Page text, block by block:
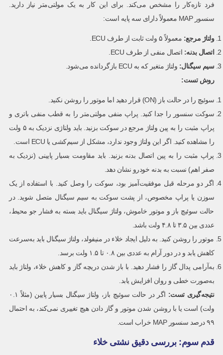
فرد تازه‌کار را مشخص می‌کند. برای این کار به یک مولتی‌متر نیاز دارید.
سنسور MAP معمولاً دارای سه پایه است:
ولتاژ مرجع: معمولاً ۵ ولت ثابت از طرف ECU.
اتصال بدنه: اتصال منفی از طرف ECU.
سیم سیگنال: ولتاژ متغیر که به ECU بازگردانده می‌شود.
روش تست:
سوئیچ را در حالت باز (ON) قرار دهید اما موتور را روشن نکنید.
سوکت سنسور را جدا کنید. پراپ منفی مولتی‌متر را به قطب منفی باتری و
پراپ مثبت را به پین ولتاژ مرجع در سوکت بزنید. باید ولتاژی نزدیک به ۵ ولت
را مشاهده کنید. اگر این ولتاژ وجود ندارد، مشکل از سیم‌کشی یا ECU است.
پراپ مثبت را به پین اتصال بدنه بزنید. باید مقاومت بسیار پایینی (نزدیک به
صفر اهم) نسبت به بدنه خودرو نشان دهد.
اگر دو مرحله قبل موفقیت‌آمیز بود، سوکت را وصل کنید. با استفاده از یک
سوزن یا پراپ مخصوص، از پشت سوکت به سیم سیگنال متصل شوید. در
حالت سوئیچ باز و موتور خاموش، ولتاژ سیگنال باید بسته به فشار جو محیط،
عددی بین ۳.۵ تا ۴.۸ ولت باشد.
موتور را روشن کنید. به دلیل ایجاد خلاء در منیفولد، ولتاژ سیگنال باید به‌سرعت
کاهش یابد و در دور آرام به عددی بین ۰.۸ تا ۱.۵ ولت برسد.
به‌آرامی پدال گاز را فشار دهید. با باز شدن دریچه گاز و کاهش خلاء، ولتاژ باید
به‌صورت خطی و روان افزایش یابد.
نتیجه‌گیری تست:
اگر در حالت سوئیچ باز، ولتاژ سیگنال بسیار پایین (مثلاً ۰.۱
ولت) است یا با روشن شدن موتور و گاز دادن هیچ تغییری نمی‌کند، به احتمال
۹۹ درصد سنسور MAP خراب است.
قدم سوم: بررسی دقیق نشتی خلاء